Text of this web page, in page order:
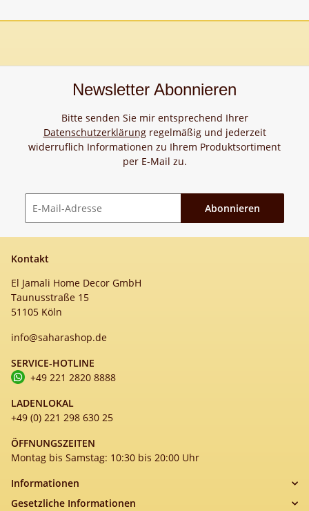
Newsletter Abonnieren
Bitte senden Sie mir entsprechend Ihrer
Datenschutzerklärungregelmäßig und jederzeit
widerruflich Informationen zu Ihrem Produktsortiment
per E-Mail zu.
Abonnieren
Kontakt
El Jamali Home Decor GmbH
Taunusstraße 15
51105 Köln
info@saharashop.de
SERVICE-HOTLINE
+49 221 2820 8888
LADENLOKAL
+49 (0) 221 298 630 25
ÖFFNUNGSZEITEN
Montag bis Samstag: 10:30 bis 20:00 Uhr
Informationen
Gesetzliche Informationen